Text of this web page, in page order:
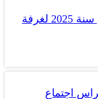
بالڤيديو.. بن خالد يبرز حصيلة أشغال سنة 2025 لغرفة
اجتماع